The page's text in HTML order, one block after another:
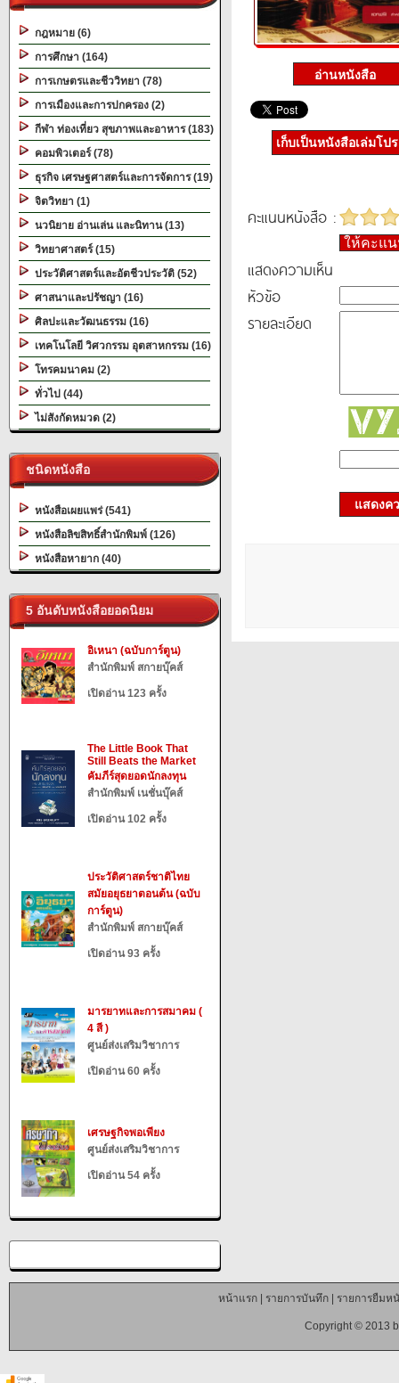
กฎหมาย (6)
การศึกษา (164)
การเกษตรและชีววิทยา (78)
การเมืองและการปกครอง (2)
กีฬา ท่องเที่ยว สุขภาพและอาหาร (183)
คอมพิวเตอร์ (78)
ธุรกิจ เศรษฐศาสตร์และการจัดการ (19)
จิตวิทยา (1)
นวนิยาย อ่านเล่น และนิทาน (13)
วิทยาศาสตร์ (15)
ประวัติศาสตร์และอัตชีวประวัติ (52)
ศาสนาและปรัชญา (16)
ศิลปะและวัฒนธรรม (16)
เทคโนโลยี วิศวกรรม อุตสาหกรรม (16)
โทรคมนาคม (2)
ทั่วไป (44)
ไม่สังกัดหมวด (2)
ชนิดหนังสือ
หนังสือเผยแพร่ (541)
หนังสือลิขสิทธิ์สำนักพิมพ์ (126)
หนังสือหายาก (40)
5 อันดับหนังสือยอดนิยม
อิเหนา (ฉบับการ์ตูน)
สำนักพิมพ์ สกายบุ๊คส์
เปิดอ่าน 123 ครั้ง
The Little Book That
Still Beats the Market
คัมภีร์สุดยอดนักลงทุน
สำนักพิมพ์ เนชั่นบุ๊คส์
เปิดอ่าน 102 ครั้ง
ประวัติศาสตร์ชาติไทย
สมัยอยุธยาตอนต้น (ฉบับ
การ์ตูน)
สำนักพิมพ์ สกายบุ๊คส์
เปิดอ่าน 93 ครั้ง
มารยาทและการสมาคม (
4 สี )
ศูนย์ส่งเสริมวิชาการ
เปิดอ่าน 60 ครั้ง
เศรษฐกิจพอเพียง
ศูนย์ส่งเสริมวิชาการ
เปิดอ่าน 54 ครั้ง
เก็บเป็นหนังสือเล่มโป
คะแนนหนังสือ :
ให้คะแ
แสดงความเห็น
หัวข้อ
รายละเอียด
แสดงค
หน้าแรก| รายการบันทึก| รายการยืมห
Copyright © 2013